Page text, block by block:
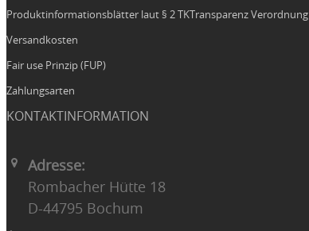
Produktinformationsblätter laut § 2 TKTransparenz Verordnung
Versandkosten
Fair use Prinzip (FUP)
Zahlungsarten
KONTAKTINFORMATION
Adresse:
Rombacher Hütte 18
D-44795 Bochum